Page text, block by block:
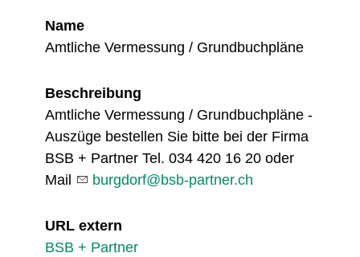
Name
Amtliche Vermessung / Grundbuchpläne
Beschreibung
Amtliche Vermessung / Grundbuchpläne -
Auszüge bestellen Sie bitte bei der Firma
BSB + Partner Tel. 034 420 16 20 oder
Mail
burgdorf@bsb-partner.ch
URL extern
BSB + Partner